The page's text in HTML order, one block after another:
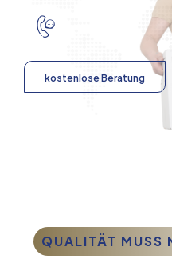
kostenlose Beratung
QUALITÄT MUSS